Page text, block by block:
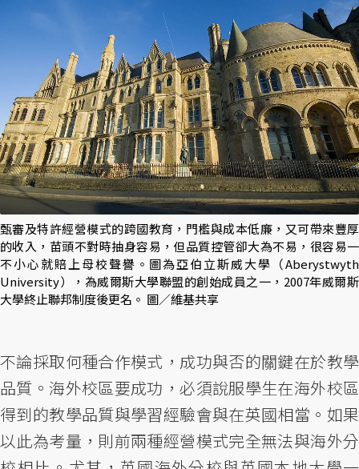
甄審及特許經營模式的跨國教育，門檻與成本低廉，又可帶來豐厚
的收入，苗頭不對時抽身容易，但品質控管卻大為不易，很容易一
不小心就賠上母校聲譽。圖為亞伯立斯威大學（Aberystwyth
University），為威爾斯大學聯盟的創始成員之一，2007年威爾斯
大學終止聯邦制度後更名。 圖／維基共享
不論採取何種合作模式，成功與否的關鍵在於教學
品質。海外校區要成功，必須說服學生在海外校區
得到的教學品質與學習經驗會與在英國相當。如果
以此為考量，則前兩種經營模式完全無法與海外分